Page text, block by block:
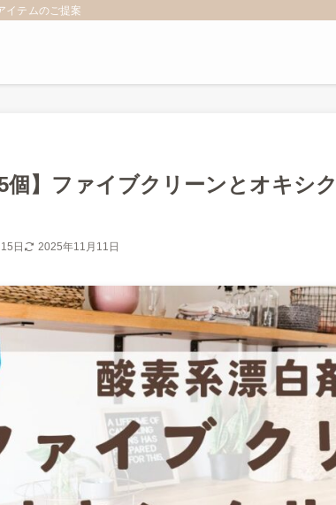
イテムのご提案
5個】ファイブクリーンとオキシ
日 2025年11月11日